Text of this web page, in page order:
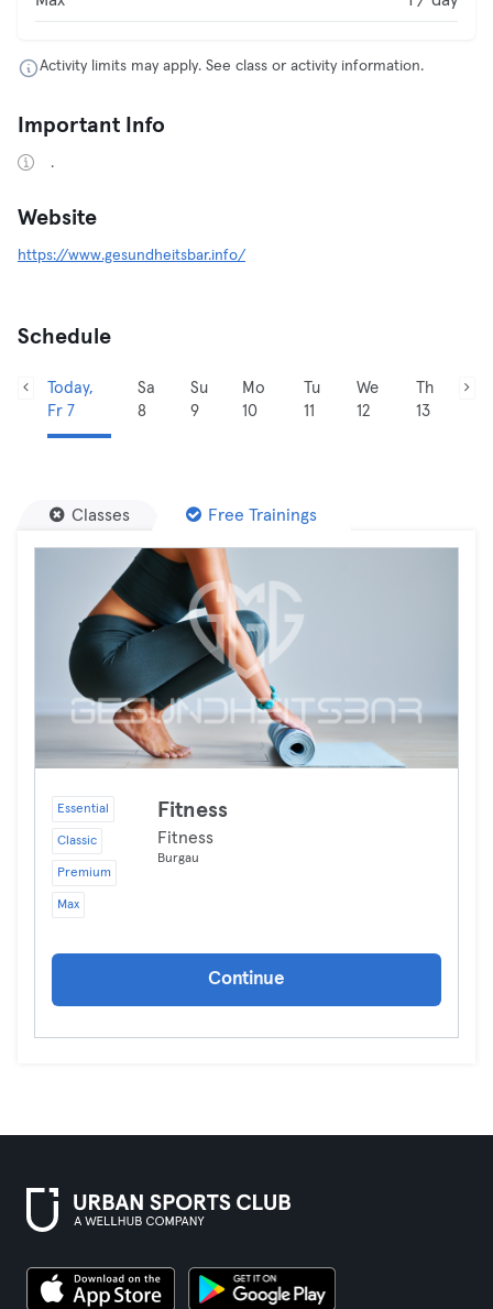
Activity limits may apply. See class or activity information.
Important Info
.
Website
https://www.gesundheitsbar.info/
Schedule
Today,
Fr 7
Sa
8
Su
9
Mo
10
Tu
11
We
12
Th
13
Classes Free Trainings
Essential
Classic
Premium
Max
Fitness
Fitness
Burgau
Continue